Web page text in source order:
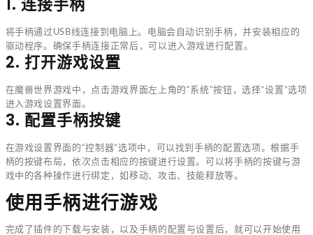
1. 连接手柄
将手柄通过USB线连接到电脑上。电脑会自动识别手柄，并安装相应的
驱动程序。确保手柄连接正常后，可以进入游戏进行配置。
2. 打开游戏设置
在魔兽世界游戏中，点击游戏界面左上角的“系统”按钮，选择“设置”选项
进入游戏设置界面。
3. 配置手柄按键
在游戏设置界面的“控制器”选项中，可以找到手柄的配置选项。根据手
柄的按键布局，依次点击相应的按键进行设置。可以将手柄的按键与游
戏中的各种操作进行绑定，如移动、攻击、技能释放等。
使用手柄进行游戏
完成了插件的下载与安装，以及手柄的配置与设置后，就可以开始使用